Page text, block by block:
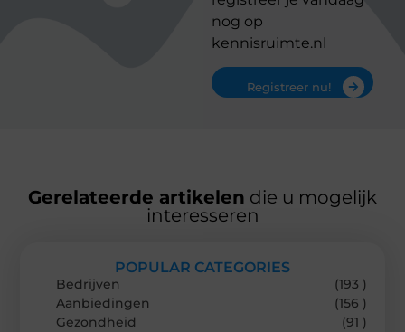
nog op
kennisruimte.nl
Registreer nu!
Gerelateerde artikelen die u mogelijk
interesseren
POPULAR CATEGORIES
Bedrijven
(193 )
Aanbiedingen
(156 )
Gezondheid
(91 )